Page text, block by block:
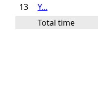
13
Y...
Total time